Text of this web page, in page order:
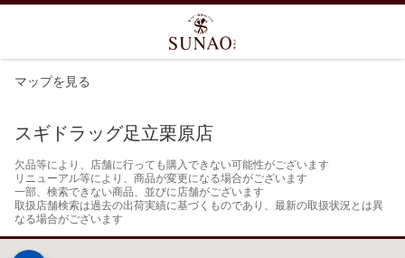
マップを見る
スギドラッグ足立栗原店
欠品等により、店舗に行っても購入できない可能性がございます
リニューアル等により、商品が変更になる場合がございます
一部、検索できない商品、並びに店舗がございます
取扱店舗検索は過去の出荷実績に基づくものであり、最新の取扱状況とは異
なる場合がございます